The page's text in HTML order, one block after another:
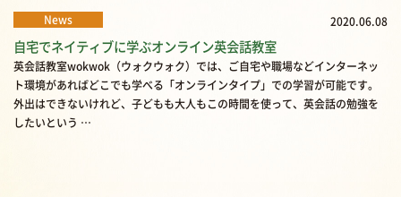
News 2020.06.08
自宅でネイティブに学ぶオンライン英会話教室
英会話教室wokwok（ウォクウォク）では、ご自宅や職場などインターネッ
ト環境があればどこでも学べる「オンラインタイプ」での学習が可能です。
外出はできないけれど、子どもも大人もこの時間を使って、英会話の勉強を
したいという …